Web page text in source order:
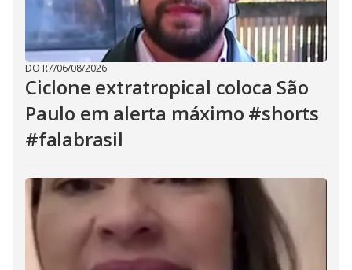
DO R7/06/08/2026
Ciclone extratropical coloca São
Paulo em alerta máximo #shorts
#falabrasil